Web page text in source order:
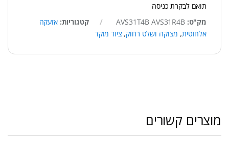
תואם לבקרת כניסה
מק"ט:AVS31T4B AVS31R4B קטגוריות:אזעקה
אלחוטית, מצוקה ושלט רחוק, ציוד מוקד
מוצרים קשורים